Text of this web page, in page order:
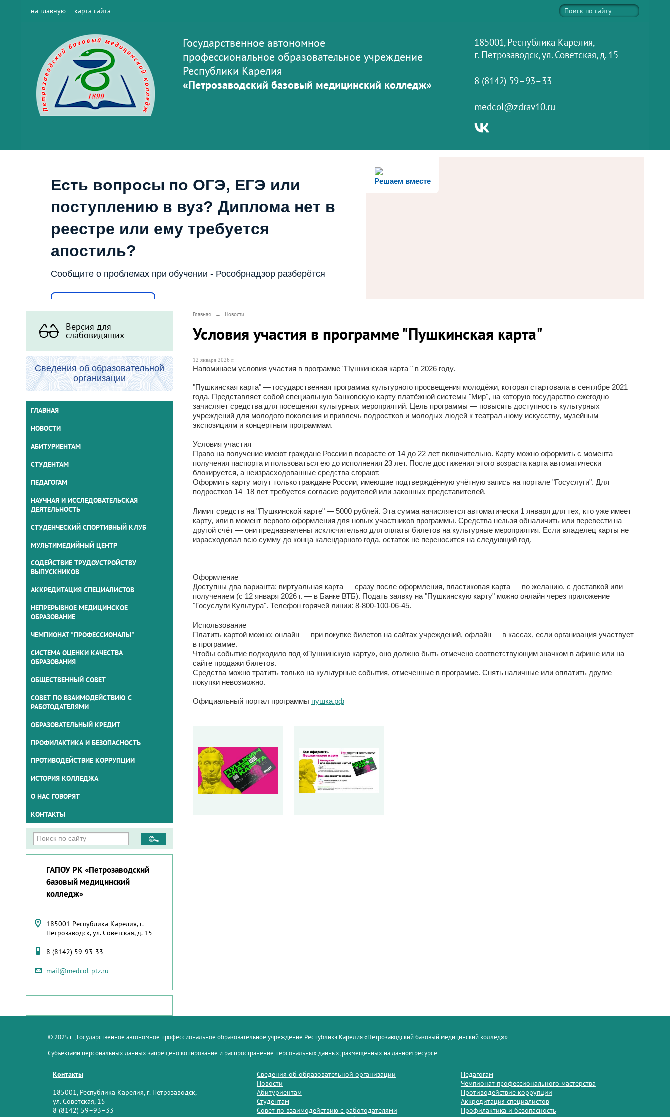
на главную карта сайта
Государственное автономное
профессиональное образовательное учреждение
Республики Карелия
«Петрозаводский базовый медицинский колледж»
185001, Республика Карелия,
г. Петрозаводск, ул. Советская, д. 15
8 (8142) 59–93–33
medcol@zdrav10.ru
Решаем вместе
Есть вопросы по ОГЭ, ЕГЭ или
поступлению в вуз? Диплома нет в
реестре или ему требуется
апостиль?
Сообщите о проблемах при обучении - Рособрнадзор разберётся
Версия для
слабовидящих
Сведения об образовательной
организации
ГЛАВНАЯ
НОВОСТИ
АБИТУРИЕНТАМ
СТУДЕНТАМ
ПЕДАГОГАМ
НАУЧНАЯ И ИССЛЕДОВАТЕЛЬСКАЯ
ДЕЯТЕЛЬНОСТЬ
СТУДЕНЧЕСКИЙ СПОРТИВНЫЙ КЛУБ
МУЛЬТИМЕДИЙНЫЙ ЦЕНТР
СОДЕЙСТВИЕ ТРУДОУСТРОЙСТВУ
ВЫПУСКНИКОВ
АККРЕДИТАЦИЯ СПЕЦИАЛИСТОВ
НЕПРЕРЫВНОЕ МЕДИЦИНСКОЕ
ОБРАЗОВАНИЕ
ЧЕМПИОНАТ "ПРОФЕССИОНАЛЫ"
СИСТЕМА ОЦЕНКИ КАЧЕСТВА
ОБРАЗОВАНИЯ
ОБЩЕСТВЕННЫЙ СОВЕТ
СОВЕТ ПО ВЗАИМОДЕЙСТВИЮ С
РАБОТОДАТЕЛЯМИ
ОБРАЗОВАТЕЛЬНЫЙ КРЕДИТ
ПРОФИЛАКТИКА И БЕЗОПАСНОСТЬ
ПРОТИВОДЕЙСТВИЕ КОРРУПЦИИ
ИСТОРИЯ КОЛЛЕДЖА
О НАС ГОВОРЯТ
КОНТАКТЫ
ГАПОУ РК «Петрозаводский
базовый медицинский
колледж»
185001 Республика Карелия, г.
Петрозаводск, ул. Советская, д. 15
8 (8142) 59-93-33
mail@medcol-ptz.ru
Главная → Новости
Условия участия в программе "Пушкинская карта"
12 января 2026 г.
Напоминаем условия участия в программе "Пушкинская карта " в 2026 году.
"Пушкинская карта" — государственная программа культурного просвещения молодёжи, которая стартовала в сентябре 2021
года. Представляет собой специальную банковскую карту платёжной системы "Мир", на которую государство ежегодно
зачисляет средства для посещения культурных мероприятий. Цель программы — повысить доступность культурных
учреждений для молодого поколения и привлечь подростков и молодых людей к театральному искусству, музейным
экспозициям и концертным программам.
Условия участия
Право на получение имеют граждане России в возрасте от 14 до 22 лет включительно. Карту можно оформить с момента
получения паспорта и пользоваться ею до исполнения 23 лет. После достижения этого возраста карта автоматически
блокируется, а неизрасходованные средства сгорают.
Оформить карту могут только граждане России, имеющие подтверждённую учётную запись на портале "Госуслуги". Для
подростков 14–18 лет требуется согласие родителей или законных представителей.
Лимит средств на "Пушкинской карте" — 5000 рублей. Эта сумма начисляется автоматически 1 января для тех, кто уже имеет
карту, или в момент первого оформления для новых участников программы. Средства нельзя обналичить или перевести на
другой счёт — они предназначены исключительно для оплаты билетов на культурные мероприятия. Если владелец карты не
израсходовал всю сумму до конца календарного года, остаток не переносится на следующий год.
Оформление
Доступны два варианта: виртуальная карта — сразу после оформления, пластиковая карта — по желанию, с доставкой или
получением (с 12 января 2026 г. — в Банке ВТБ). Подать заявку на "Пушкинскую карту" можно онлайн через приложение
"Госуслуги Культура". Телефон горячей линии: 8-800-100-06-45.
Использование
Платить картой можно: онлайн — при покупке билетов на сайтах учреждений, офлайн — в кассах, если организация участвует
в программе.
Чтобы событие подходило под «Пушкинскую карту», оно должно быть отмечено соответствующим значком в афише или на
сайте продажи билетов.
Средства можно тратить только на культурные события, отмеченные в программе. Снять наличные или оплатить другие
покупки невозможно.
Официальный портал программы пушка.рф
© 2025 г., Государственное автономное профессиональное образовательное учреждение Республики Карелия «Петрозаводский базовый медицинский колледж»
Субъектами персональных данных запрещено копирование и распространение персональных данных, размещенных на данном ресурсе.
Контакты
185001, Республика Карелия, г. Петрозаводск,
ул. Советская, 15
8 (8142) 59–93–33
Сведения об образовательной организации
Новости
Абитуриентам
Студентам
Совет по взаимодействию с работодателями
Педагогам
Чемпионат профессионального мастерства
Противодействие коррупции
Аккредитация специалистов
Профилактика и безопасность